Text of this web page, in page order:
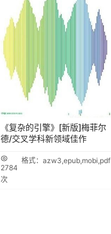
《复杂的引擎》[新版]梅菲尔
德/交叉学科新领域佳作
2784
次
格式：azw3,epub,mobi,pdf